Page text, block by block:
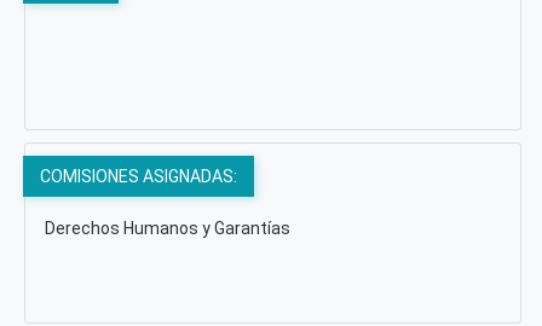
COMISIONES ASIGNADAS:
Derechos Humanos y Garantías